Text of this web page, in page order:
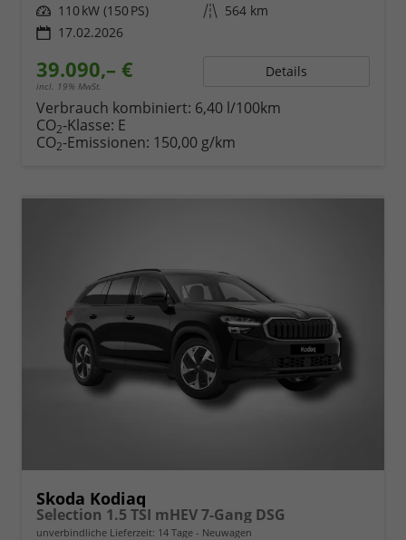
Leistung 110 kW (150 PS) Kilometerstand 564 km
17.02.2026
39.090,– €
incl. 19% MwSt.
Details
Verbrauch kombiniert: 6,40 l/100km
CO2-Klasse: E
CO2-Emissionen: 150,00 g/km
Skoda Kodiaq
Selection 1.5 TSI mHEV 7-Gang DSG
unverbindliche Lieferzeit: 14 Tage Neuwagen